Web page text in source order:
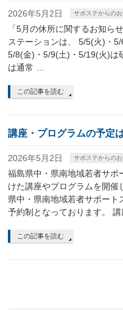
2026年5月2日 サポステからの
「5月の休所に関するお知ら
ステーションは、 5/5(火)・
5/8(金)・5/9(土)・5/19(火)は
は通常 …
この記事を読む
講座・プログラムの予定
2026年5月2日 サポステからの
福島県中・県南地域若者サポ
けた講座やプログラムを開催
県中・県南地域若者サポート
予約制となっております。
この記事を読む